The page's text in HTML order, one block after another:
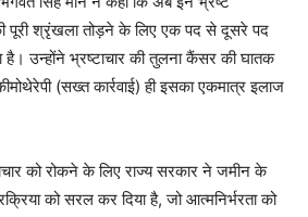
पूरी श्रृंखला तोड़ने के लिए एक पद से दूसरे पद
है। उन्होंने भ्रष्टाचार की तुलना कैंसर की घातक
(सख्त कार्रवाई) ही इसका एकमात्र इलाज
को रोकने के लिए राज्य सरकार ने जमीन के
को सरल कर दिया है, जो आत्मनिर्भरता को